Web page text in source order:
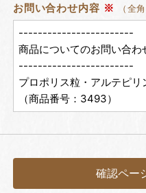
お問い合わせ内容 ※ （全